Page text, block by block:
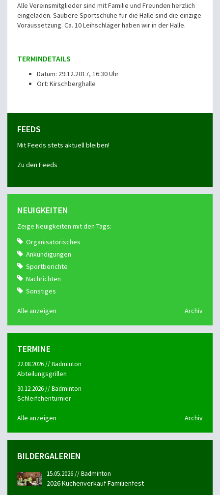
Alle Vereinsmitglieder sind mit Familie und Freunden herzlich
eingeladen. Saubere Sportschuhe für die Halle sind die einzige
Voraussetzung. Ca. 10 Leihschläger haben wir in der Halle.
TERMINDETAILS
Datum: 29.12.2017, 16:30 Uhr
Ort: Kirschberghalle
FEEDS
Mit Feeds stets aktuell bleiben!
Zu den Feeds
NEUIGKEITEN
Zeige Neuigkeiten mit den Tags:
Organisatorisches
Ankündigungen
Sportberichte
Nachrichten
Sonstiges
Alle anzeigen Archiv
TERMINE
22.08.2026 // Badminton
Abteilungsgrillen
30.12.2026 // Badminton
Schleifchenturnier
Alle anzeigen Archiv
BILDERGALERIEN
15.05.2026 // Badminton
2026 Kuchenverkauf Familienfest